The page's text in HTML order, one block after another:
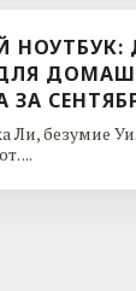
НОУТБУК:
Ли, безумие
...